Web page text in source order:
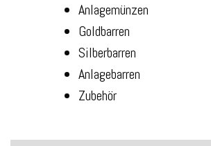
Anlagemünzen
Goldbarren
Silberbarren
Anlagebarren
Zubehör